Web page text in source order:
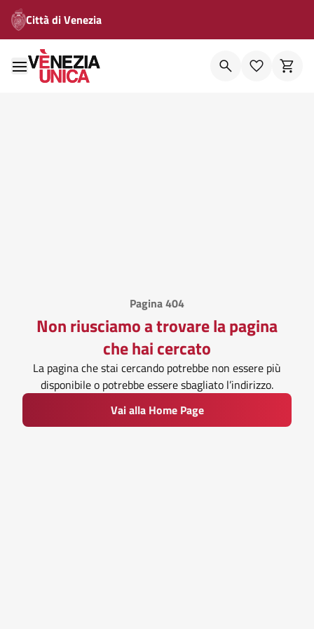
Città di Venezia
Pagina 404
Non riusciamo a trovare la pagina
che hai cercato
La pagina che stai cercando potrebbe non essere più
disponibile o potrebbe essere sbagliato l’indirizzo.
Vai alla Home Page